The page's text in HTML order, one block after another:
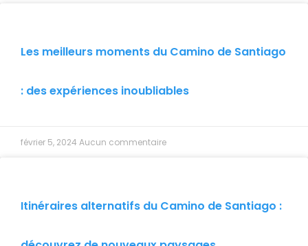
Les meilleurs moments du Camino de Santiago
: des expériences inoubliables
février 5, 2024 Aucun commentaire
Itinéraires alternatifs du Camino de Santiago :